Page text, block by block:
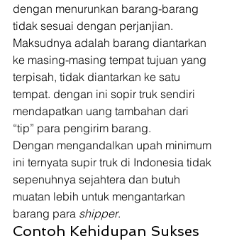
dengan menurunkan barang-barang
tidak sesuai dengan perjanjian.
Maksudnya adalah barang diantarkan
ke masing-masing tempat tujuan yang
terpisah, tidak diantarkan ke satu
tempat. dengan ini sopir truk sendiri
mendapatkan uang tambahan dari
“tip” para pengirim barang.
Dengan mengandalkan upah minimum
ini ternyata supir truk di Indonesia tidak
sepenuhnya sejahtera dan butuh
muatan lebih untuk mengantarkan
barang para shipper.
Contoh Kehidupan Sukses